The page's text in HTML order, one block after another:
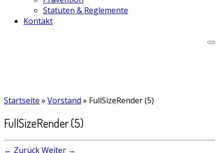
Statuten & Reglemente
Kontakt
Startseite » Vorstand » FullSizeRender (5)
FullSizeRender (5)
← ZurückWeiter →